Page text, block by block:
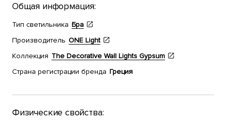
Общая информация:
Тип светильника Бра
Производитель ONE Light
Коллекция The Decorative Wall Lights Gypsum
Страна регистрации бренда Греция
Физические свойства: